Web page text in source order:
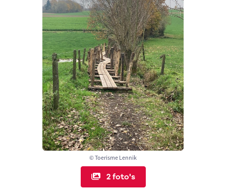
© Toerisme Lennik
2 foto's